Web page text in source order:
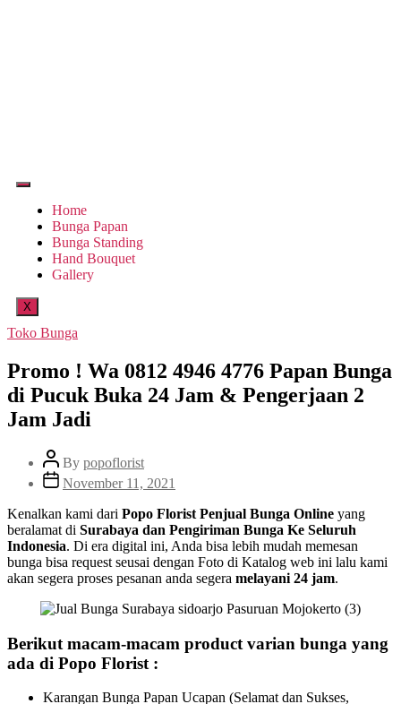
Home
Bunga Papan
Bunga Standing
Hand Bouquet
Gallery
X
Toko Bunga
Promo ! Wa 0812 4946 4776 Papan Bunga
di Pucuk Buka 24 Jam & Pengerjaan 2
Jam Jadi
By popoflorist
November 11, 2021
Kenalkan kami dari Popo Florist Penjual Bunga Online yang
beralamat di Surabaya dan Pengiriman Bunga Ke Seluruh
Indonesia. Di era digital ini, Anda bisa lebih mudah memesan
bunga bisa request seusai dengan Foto di Katalog web ini lalu kami
akan segera proses pesanan anda segera melayani 24 jam.
Berikut macam-macam product varian bunga yang
ada di Popo Florist :
Karangan Bunga Papan Ucapan (Selamat dan Sukses,